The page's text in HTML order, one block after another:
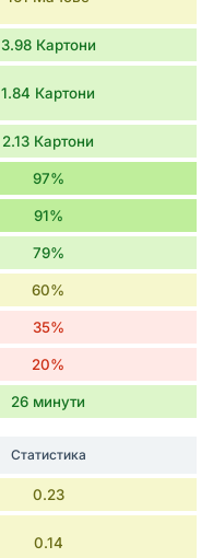
3.98 Картони
1.84 Картони
2.13 Картони
97%
91%
79%
60%
35%
20%
26 минути
Статистика
0.23
0.14